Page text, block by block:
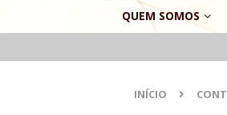
QUEM SOMOS
INÍCIO